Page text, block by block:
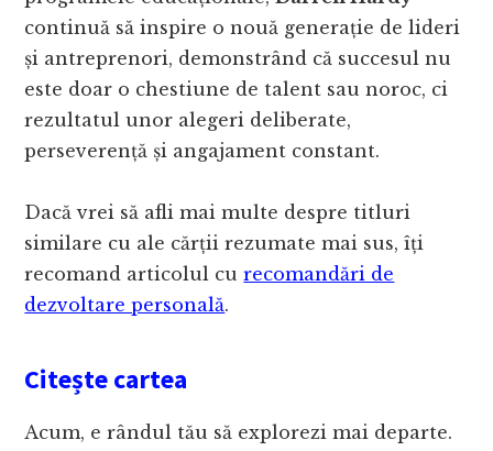
continuă să inspire o nouă generație de lideri
și antreprenori, demonstrând că succesul nu
este doar o chestiune de talent sau noroc, ci
rezultatul unor alegeri deliberate,
perseverență și angajament constant.
Dacă vrei să afli mai multe despre titluri
similare cu ale cărții rezumate mai sus, îți
recomand articolul curecomandări de
dezvoltare personală.
Citește cartea
Acum, e rândul tău să explorezi mai departe.